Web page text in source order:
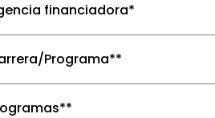
financiadora*
Programa**